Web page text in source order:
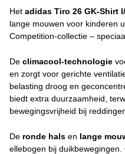
Het adidas Tiro 26 GK-Shirt
lange mouwen voor kinderen
Competition-collectie –
De climacool-technologie
en zorgt voor gerichte
belasting droog en
biedt extra duurzaamheid,
bewegingsvrijheid bij
De ronde hals en lange
ellebogen bij